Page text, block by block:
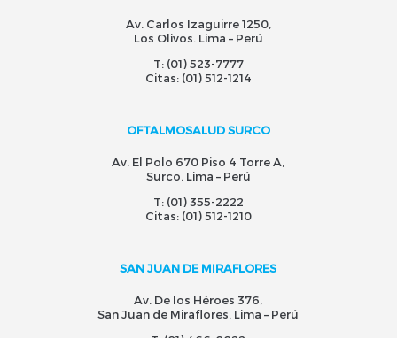
Av. Carlos Izaguirre 1250,
Los Olivos. Lima – Perú
T: (01) 523-7777
Citas: (01) 512-1214
OFTALMOSALUD SURCO
Av. El Polo 670 Piso 4 Torre A,
Surco. Lima – Perú
T: (01) 355-2222
Citas: (01) 512-1210
SAN JUAN DE MIRAFLORES
Av. De los Héroes 376,
San Juan de Miraflores. Lima – Perú